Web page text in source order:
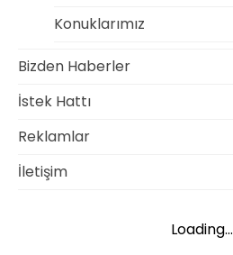
Konuklarımız
Bizden Haberler
İstek Hattı
Reklamlar
İletişim
Loading...